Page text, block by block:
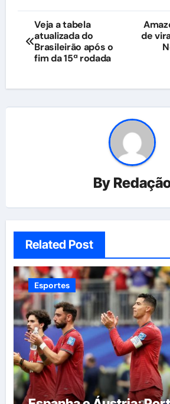
Navegação
de
Veja a tabela
atualizada do
Brasileirão após o
fim da 15ª rodada
de
By
Related Post
Esportes